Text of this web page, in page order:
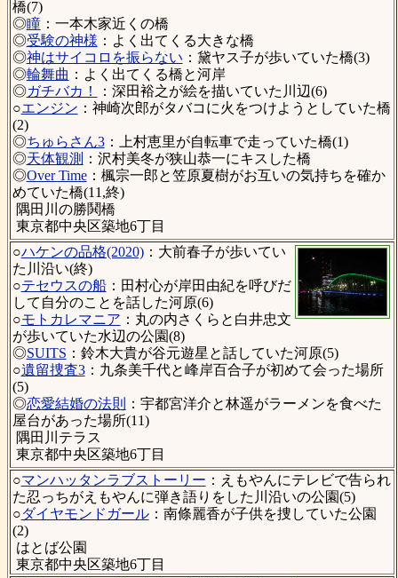
橋(7)
◎瞳：一本木家近くの橋
◎受験の神様 ：よく出てくる大きな橋
◎神はサイコロを振らない ：黛ヤス子が歩いていた橋(3)
◎輪舞曲 ：よく出てくる橋と河岸
◎ガチバカ！
：深田裕之が絵を描いていた川辺(6)
○エンジン ：神崎次郎がタバコに火をつけようとしていた橋
(2)
◎ちゅらさん3：上村恵里が自転車で走っていた橋(1)
◎天体観測 ：沢村美冬が狭山恭一にキスした橋
◎Over Time：楓宗一郎と笠原夏樹がお互いの気持ちを確か
めていた橋(11,終)
隅田川の勝鬨橋
東京都中央区築地6丁目
○ハケンの品格(2020)：大前春子が歩いてい
た川沿い(終)
○テセウスの船：田村心が岸田由紀を呼びだ
して自分のことを話した河原(6)
○モトカレマニア ：丸の内さくらと白井忠文
が歩いていた水辺の公園(8)
◎SUITS ：鈴木大貴が谷元遊星と話していた河原(5)
○遺留捜査3：九条美千代と峰岸百合子が初めて会った場所
(5)
◎恋愛結婚の法則
：宇都宮洋介と林遥がラーメンを食べた
屋台があった場所(11)
隅田川テラス
東京都中央区築地6丁目
○マンハッタンラブストーリー ：えもやんにテレビで告られ
た忍っちがえもやんに弾き語りをした川沿いの公園(5)
○ダイヤモンドガール：南條麗香が子供を捜していた公園
(2)
はとば公園
東京都中央区築地6丁目